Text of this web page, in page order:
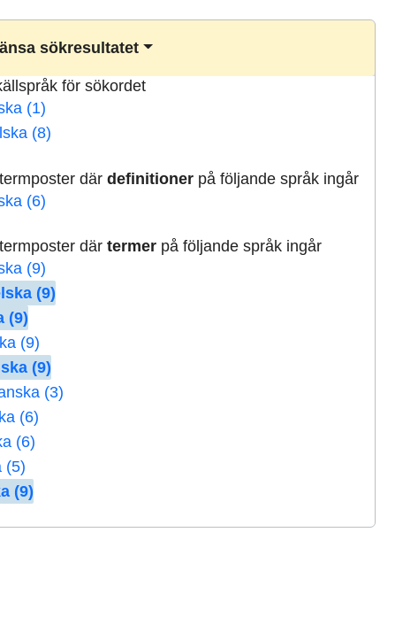
sökresultatet
för sökordet
(1)
(8)
därdefinitioner på följande språk ingår
(6)
därtermer på följande språk ingår
(9)
(9)
(9)
(9)
(9)
(3)
(6)
(6)
(5)
(9)